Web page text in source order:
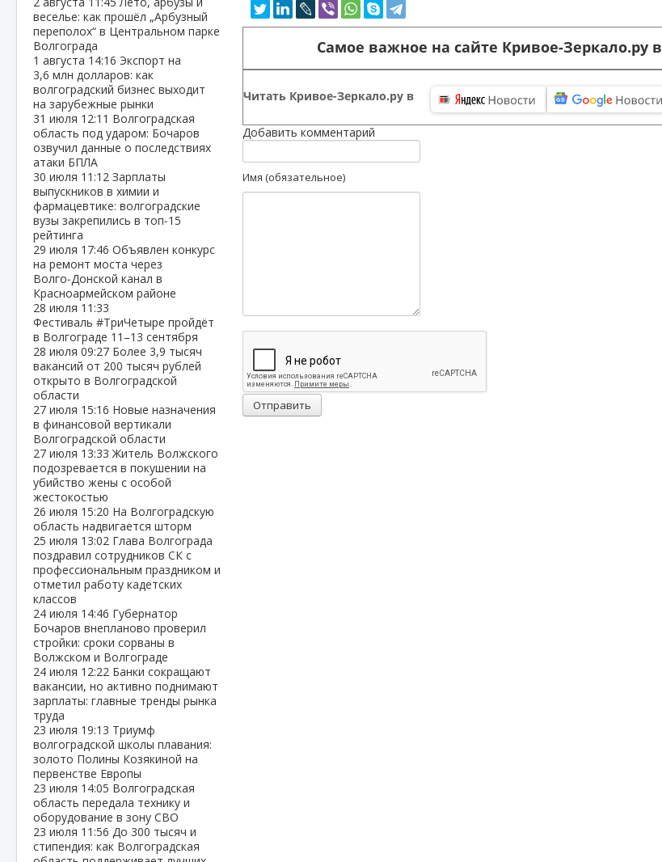
веселье: как прошёл „Арбузный
переполох“ в Центральном парке
Волгограда
1 августа 14:16 Экспорт на
3,6 млн долларов: как
волгоградский бизнес выходит
на зарубежные рынки
31 июля 12:11 Волгоградская
область под ударом: Бочаров
озвучил данные о последствиях
атаки БПЛА
30 июля 11:12 Зарплаты
выпускников в химии и
фармацевтике: волгоградские
вузы закрепились в топ‑15
рейтинга
29 июля 17:46 Объявлен конкурс
на ремонт моста через
Волго‑Донской канал в
Красноармейском районе
28 июля 11:33
Фестиваль #ТриЧетыре пройдёт
в Волгограде 11–13 сентября
28 июля 09:27 Более 3,9 тысяч
вакансий от 200 тысяч рублей
открыто в Волгоградской
области
27 июля 15:16 Новые назначения
в финансовой вертикали
Волгоградской области
27 июля 13:33Житель Волжского
подозревается в покушении на
убийство жены с особой
жестокостью
26 июля 15:20 На Волгоградскую
область надвигается шторм
25 июля 13:02 Глава Волгограда
поздравил сотрудников СК с
профессиональным праздником и
отметил работу кадетских
классов
24 июля 14:46 Губернатор
Бочаров внепланово проверил
стройки: сроки сорваны в
Волжском и Волгограде
24 июля 12:22 Банки сокращают
вакансии, но активно поднимают
зарплаты: главные тренды рынка
труда
23 июля 19:13 Триумф
волгоградской школы плавания:
золото Полины Козякиной на
первенстве Европы
23 июля 14:05 Волгоградская
область передала технику и
оборудование в зону СВО
23 июля 11:56 До 300 тысяч и
стипендия: как Волгоградская
Самое важное на сайте Кривое-Зеркало.ру в
Читать Кривое-Зеркало.ру в
Добавить комментарий
Имя (обязательное)
Отправить